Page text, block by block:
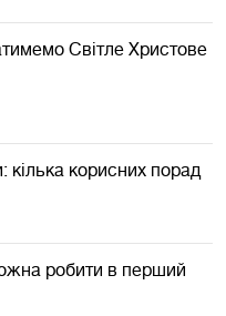
Світле Христове
корисних порад
робити в перший